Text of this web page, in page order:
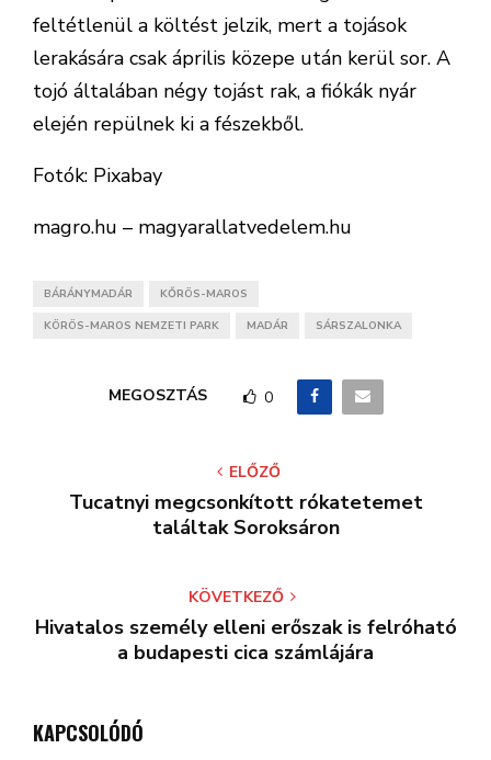
feltétlenül a költést jelzik, mert a tojások
lerakására csak április közepe után kerül sor. A
tojó általában négy tojást rak, a fiókák nyár
elején repülnek ki a fészekből.
Fotók: Pixabay
magro.hu – magyarallatvedelem.hu
BÁRÁNYMADÁR KŐRÖS-MAROS
KÖRÖS-MAROS NEMZETI PARK MADÁR SÁRSZALONKA
MEGOSZTÁS 0
ELŐZŐ
Tucatnyi megcsonkított rókatetemet
találtak Soroksáron
KÖVETKEZŐ
Hivatalos személy elleni erőszak is felróható
a budapesti cica számlájára
KAPCSOLÓDÓ